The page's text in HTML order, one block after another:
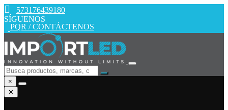
573176439180
SÍGUENOS
PQR / CONTÁCTENOS
×
✕